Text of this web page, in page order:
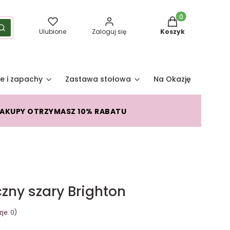
Szukaj Ulubione Zaloguj się
Produkty w
Koszyk
i zapachy Zastawa stołowa Na Okazję
OTRZYMASZ 10% RABATU
szary Brighton
0)